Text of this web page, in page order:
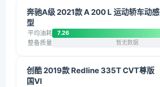
奔驰A级 2021款 A 200 L 运动轿车动感
型
平均油耗 7.26
整备质量 暂无数据
创酷 2019款 Redline 335T CVT尊版
国VI